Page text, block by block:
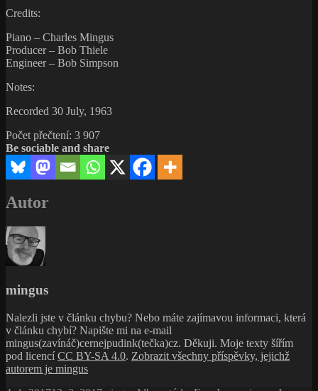
Credits:
Piano – Charles Mingus
Producer – Bob Thiele
Engineer – Bob Simpson
Notes:
Recorded 30 July, 1963
Počet přečtení: 3 907
Be sociable and share
Autor
mingus
Nalezli jste v článku chybu? Nebo máte zajímavou informaci, která
v článku chybí? Napište mi na e-mail
mingus(zavínáč)cernejpudink(tečka)cz. Děkuji. Moje texty šířím
pod licencí CC BY-SA 4.0. Zobrazit všechny příspěvky, jejichž
autorem je mingus